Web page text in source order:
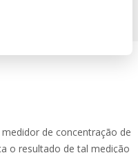
de concentração de
o resultado de tal medição